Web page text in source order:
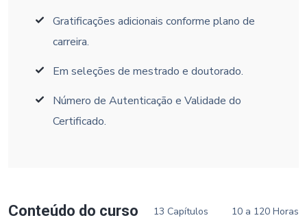
Gratificações adicionais conforme plano de
carreira.
Em seleções de mestrado e doutorado.
Número de Autenticação e Validade do
Certificado.
Conteúdo do curso 13 Capítulos 10 a 120 Horas